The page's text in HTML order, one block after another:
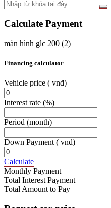
Calculate Payment
màn hình glc 200 (2)
Financing calculator
Vehicle price ( vnđ)
Interest rate (%)
Period (month)
Down Payment( vnđ)
Calculate
Monthly Payment
Total Interest Payment
Total Amount to Pay